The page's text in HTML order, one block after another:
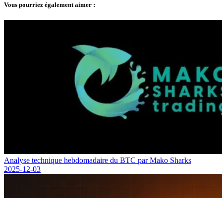
Vous pourriez également aimer :
Analyse technique hebdomadaire du BTC par Mako Sharks
2025-12-03